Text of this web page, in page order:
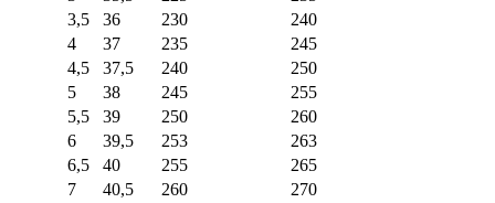
3,5
36 230
240
4
37 235
245
4,5
37,5 240
250
5
38 245
255
5,5
39 250
260
6
39,5 253
263
6,5
40 255
265
7
40,5 260
270